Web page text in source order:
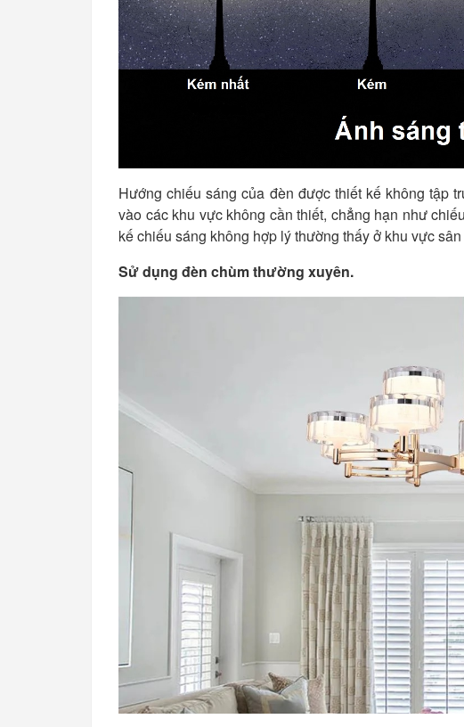
Hướng chiếu sáng của đèn được thiết kế không tập
vào các khu vực không cần thiết, chẳng hạn như
kế chiếu sáng không hợp lý thường thấy ở khu vực
Sử dụng đèn chùm thường xuyên.